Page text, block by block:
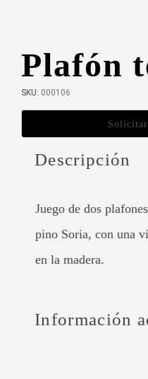
Plafón
SKU: 000106
Descripción
Juego de dos
pino Soria, con una
en la madera.
Información